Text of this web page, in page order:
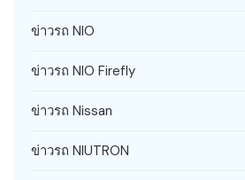
ข่าวรถ NIO
ข่าวรถ NIO Firefly
ข่าวรถ Nissan
ข่าวรถ NIUTRON